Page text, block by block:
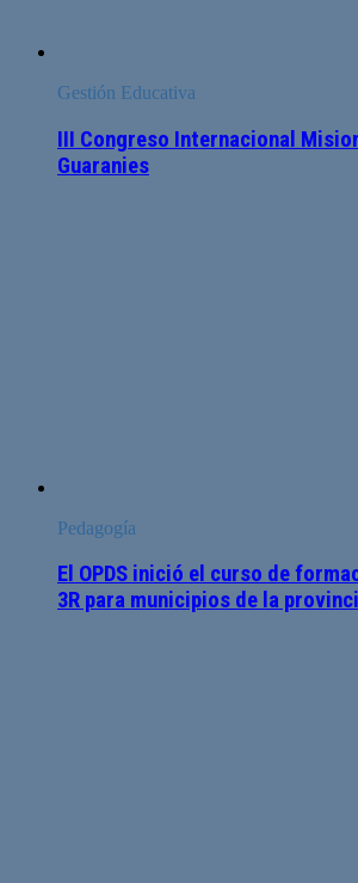
Gestión Educativa
III Congreso Internacional
Guaranies
Pedagogía
El OPDS inició el curso de
3R para municipios de la